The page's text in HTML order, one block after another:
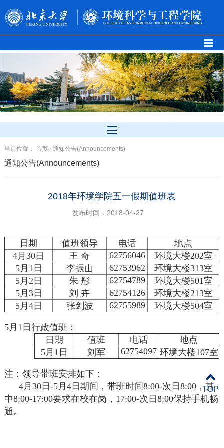
当前位置： 首页» 通知公告(Announcements)
通知公告(Announcements)
2018年环境学院五一假期值班表
发布时间：2018-04-27
日期 值班领导 电话
地点
4月30日
王 奇 62756046
环境大楼202室
5月1日
李振山 62753962
环境大楼313室
5月2日
朱 彤 62754789
环境大楼501室
5月3日
刘 卉 62754126
环境大楼213室
5月4日
张剑波 62755989 环境大楼504室
5月1日行政值班：
日期
值班 电话
地点
5月1日
刘军 62754097 环境大楼107室
注：领导带班安排如下：
4月30日-5月4日期间，带班时间8:00-次日8:00，其
中8:00-17:00要求在校在岗，17:00-次日8:00保持手机畅
通。
TOP